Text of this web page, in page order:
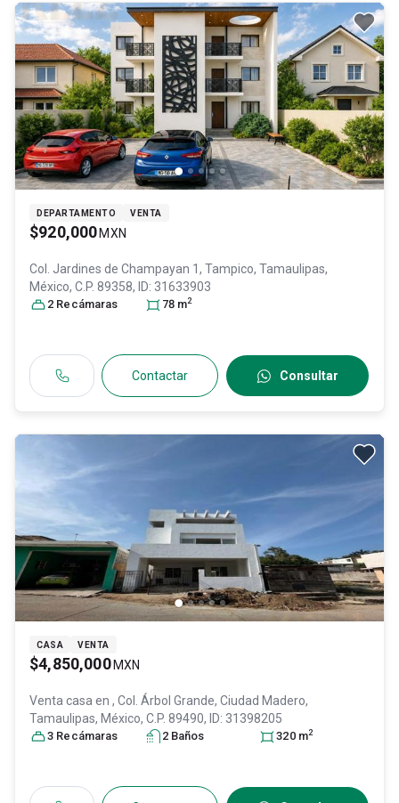
DEPARTAMENTO VENTA
$920,000 MXN
Col. Jardines de Champayan 1, Tampico, Tamaulipas,
México, C.P. 89358, ID: 31633903
2 Recámaras 78 m2
Contactar Consultar
CASA VENTA
$4,850,000 MXN
Venta casa en , Col. Árbol Grande, Ciudad Madero,
Tamaulipas, México, C.P. 89490, ID: 31398205
3 Recámaras 2 Baños 320 m2